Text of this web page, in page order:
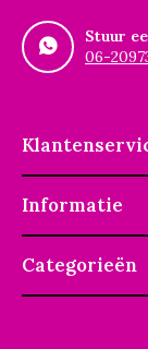
Stuur
06-
Informatie
Categorieën